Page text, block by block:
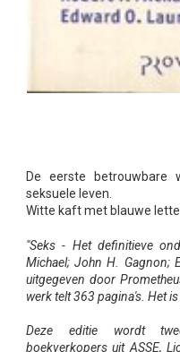
De eerste betrouwbare
seksuele leven.
Witte kaft met blauwe
"Seks - Het definitieve
Michael; John H. Gagnon;
uitgegeven door
werk telt 363 pagina's. Het
Deze editie wordt
boekverkopers uit ASSE,